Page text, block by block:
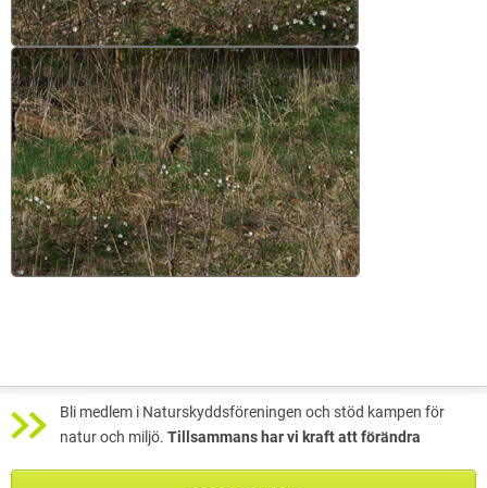
Bli medlem i Naturskyddsföreningen och stöd kampen för
natur och miljö. Tillsammans har vi kraft att förändra